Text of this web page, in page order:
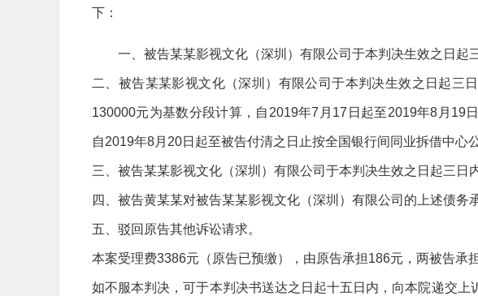
下：
一、被告某某影视文化（深圳）有限公司于本判决生效之日起
二、被告某某影视文化（深圳）有限公司于本判决生效之日起三
130000元为基数分段计算，自2019年7月17日起至2019年8月19
自2019年8月20日起至被告付清之日止按全国银行间同业拆借中心
三、被告某某影视文化（深圳）有限公司于本判决生效之日起三日
四、被告黄某某对被告某某影视文化（深圳）有限公司的上述债务
五、驳回原告其他诉讼请求。
本案受理费3386元（原告已预缴），由原告承担186元，两被告承
如不服本判决，可于本判决书送达之日起十五日内，向本院递交